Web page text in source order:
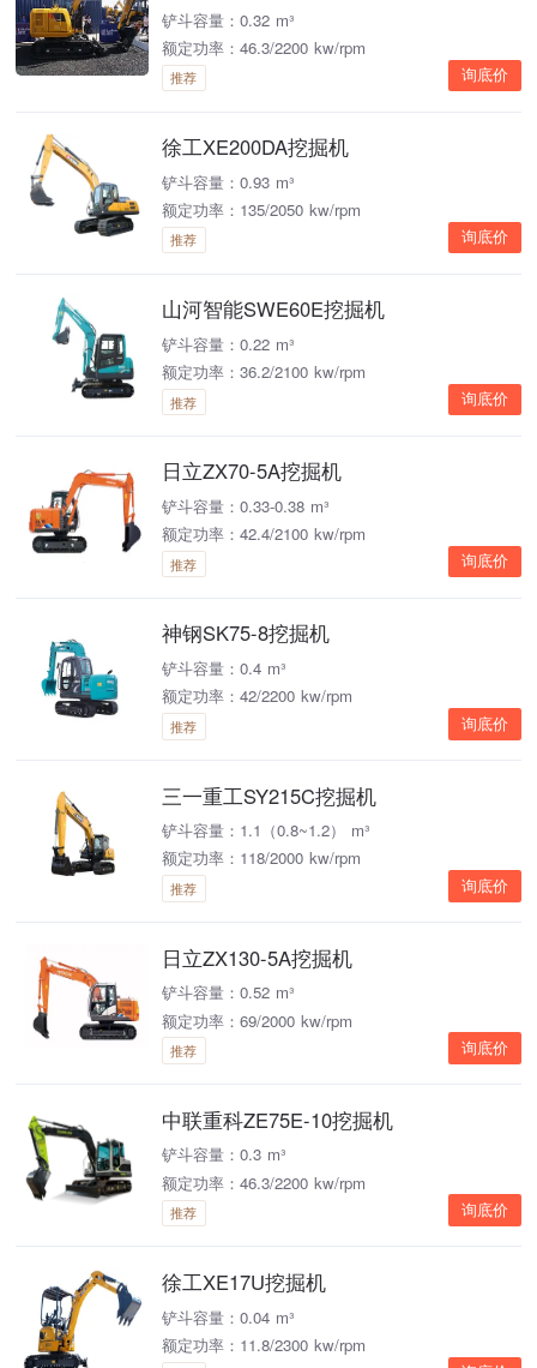
铲斗容量：0.32 m³
额定功率：46.3/2200 kw/rpm
推荐 询底价
徐工XE200DA挖掘机
铲斗容量：0.93 m³
额定功率：135/2050 kw/rpm
推荐 询底价
山河智能SWE60E挖掘机
铲斗容量：0.22 m³
额定功率：36.2/2100 kw/rpm
推荐 询底价
日立ZX70-5A挖掘机
铲斗容量：0.33-0.38 m³
额定功率：42.4/2100 kw/rpm
推荐 询底价
神钢SK75-8挖掘机
铲斗容量：0.4 m³
额定功率：42/2200 kw/rpm
推荐 询底价
三一重工SY215C挖掘机
铲斗容量：1.1（0.8~1.2） m³
额定功率：118/2000 kw/rpm
推荐 询底价
日立ZX130-5A挖掘机
铲斗容量：0.52 m³
额定功率：69/2000 kw/rpm
推荐 询底价
中联重科ZE75E-10挖掘机
铲斗容量：0.3 m³
额定功率：46.3/2200 kw/rpm
推荐 询底价
徐工XE17U挖掘机
铲斗容量：0.04 m³
额定功率：11.8/2300 kw/rpm